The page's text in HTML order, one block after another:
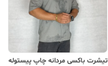
تیشرت باکسی مردانه چاپ پیستوله